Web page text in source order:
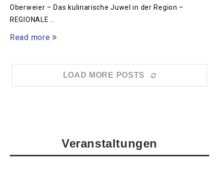
Oberweier – Das kulinarische Juwel in der Region –
REGIONALE …
Read more
LOAD MORE POSTS
Veranstaltungen